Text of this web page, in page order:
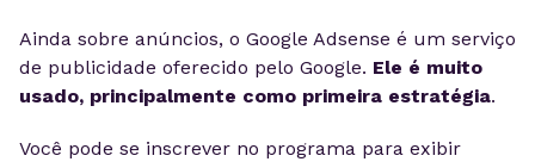
Ainda sobre anúncios, o Google Adsense é um serviço
de publicidade oferecido pelo Google. Ele é muito
usado, principalmente como primeira estratégia.
Você pode se inscrever no programa para exibir